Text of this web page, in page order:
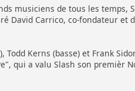
musiciens de tous les temps,
David Carrico, co-fondateur et
Kerns (basse) et Frank
qui a valu Slash son premièr